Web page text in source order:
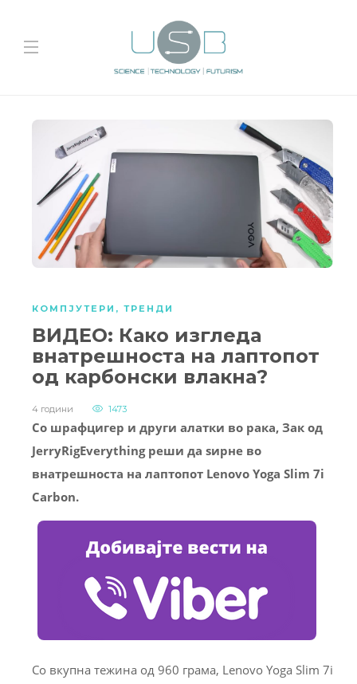
КОМПЈУТЕРИ , ТРЕНДИ
ВИДЕО: Како изгледа
внатрешноста на лаптопот
од карбонски влакна?
4 години 1473
Со шрафцигер и други алатки во рака, Зак од
JerryRigEverything реши да ѕирне во
внатрешноста на лаптопот Lenovo Yoga Slim 7i
Carbon.
Со вкупна тежина од 960 грама, Lenovo Yoga Slim 7i